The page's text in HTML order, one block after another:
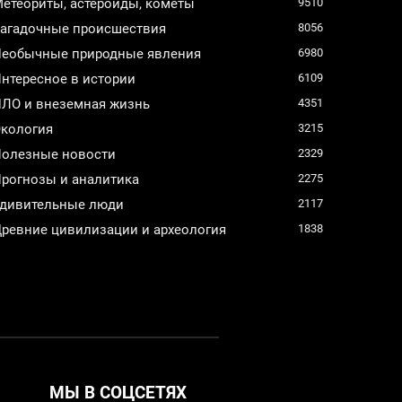
происшествия 8056
природные явления 6980
в истории 6109
и внеземная жизнь 4351
3215
новости 2329
и аналитика 2275
люди 2117
цивилизации и археология 1838
МЫ В СОЦСЕТЯХ